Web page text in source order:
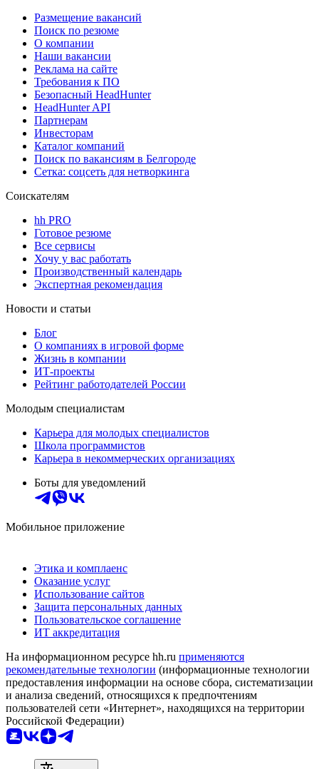
Размещение вакансий
Поиск по резюме
О компании
Наши вакансии
Реклама на сайте
Требования к ПО
Безопасный HeadHunter
HeadHunter API
Партнерам
Инвесторам
Каталог компаний
Поиск по вакансиям в Белгороде
Сетка: соцсеть для нетворкинга
Соискателям
hh PRO
Готовое резюме
Все сервисы
Хочу у вас работать
Производственный календарь
Экспертная рекомендация
Новости и статьи
Блог
О компаниях в игровой форме
Жизнь в компании
ИТ-проекты
Рейтинг работодателей России
Молодым специалистам
Карьера для молодых специалистов
Школа программистов
Карьера в некоммерческих организациях
Боты для уведомлений
Мобильное приложение
Этика и комплаенс
Оказание услуг
Использование сайтов
Защита персональных данных
Пользовательское соглашение
ИТ аккредитация
На информационном ресурсе hh.ru применяются
рекомендательные технологии (информационные технологии
предоставления информации на основе сбора, систематизации
и анализа сведений, относящихся к предпочтениям
пользователей сети «Интернет», находящихся на территории
Российской Федерации)